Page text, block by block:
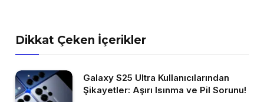
Dikkat Çeken İçerikler
Galaxy S25 Ultra Kullanıcılarından
Şikayetler: Aşırı Isınma ve Pil Sorunu!